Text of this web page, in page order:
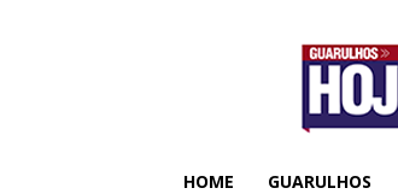
HOME GUARULHOS